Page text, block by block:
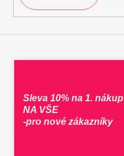
Sleva 10% na 1. nákup
NA VŠE
-pro nové zákazníky